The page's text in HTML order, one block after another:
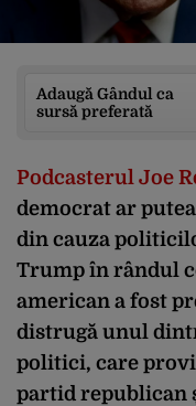
Adaugă Gândul ca
sursă preferată
Podcasterul Joe
democrat ar
din cauza
Trump în rândul
american a fost
distrugă unul
politici, care
partid republican